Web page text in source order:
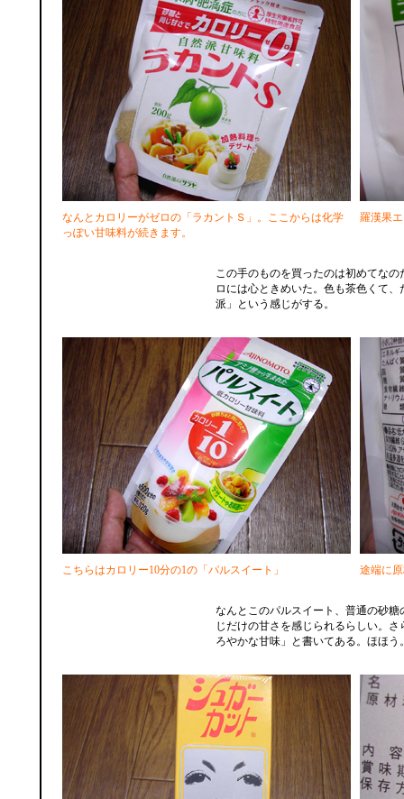
なんとカロリーがゼロの「ラカントＳ」。ここからは化学
っぽい甘味料が続きます。
羅漢果
この手のものを買ったのは初めてなの
ロには心ときめいた。色も茶色くて、
派」という感じがする。
こちらはカロリー10分の1の「パルスイート」 途端に
なんとこのパルスイート、普通の砂糖
じだけの甘さを感じられるらしい。さ
ろやかな甘味」と書いてある。ほほう